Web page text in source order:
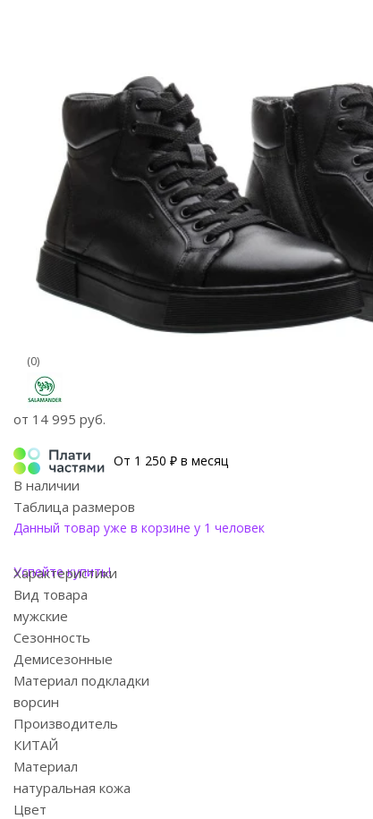
(0)
от 14 995 руб.
От 1 250 ₽ в месяц
В наличии
Таблица размеров
Данный товар уже в корзине у 1 человек
Успейте купить!
Характеристики
Вид товара
мужские
Сезонность
Демисезонные
Материал подкладки
ворсин
Производитель
КИТАЙ
Материал
натуральная кожа
Цвет